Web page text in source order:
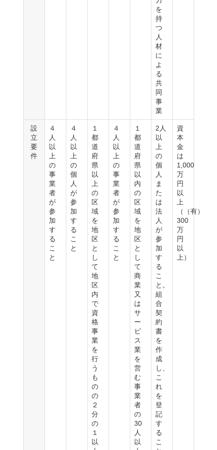
を
持
つ
人
材
に
よ
る
共
同
事
業
設
立
要
件
４
人
以
上
の
事
業
者
が
参
加
す
る
こ
と
４
人
以
上
の
個
人
が
参
加
す
る
こ
と
１
都
道
府
県
以
上
の
区
域
を
地
区
と
し
て
地
区
内
で
資
格
事
業
を
行
う
も
の
の
２
分
の
１
以
４
人
以
上
の
事
業
者
が
参
加
す
る
こ
と
１
都
道
府
県
以
内
の
区
域
を
地
区
と
し
て
商
業
又
は
サ
ー
ビ
ス
業
を
営
む
事
業
者
の
30
人
以
2人
以
上
の
個
人
ま
た
は
法
人
が
参
加
す
る
こ
と。
組
合
契
約
書
を
作
成
し、
こ
れ
を
登
記
す
る
こ
資
本
金
は
1,000
万
円
以
上
（（有）
300
万
円
以
上）